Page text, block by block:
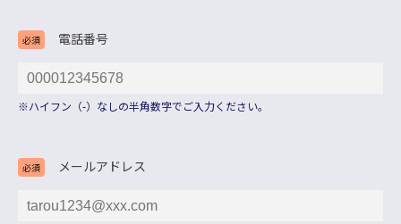
必須 電話番号
※ハイフン（-）なしの半角数字でご入力ください。
必須 メールアドレス